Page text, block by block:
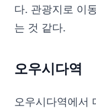
다. 관광지로 이
는 것 같다.
오우시다역
오우시다역에서